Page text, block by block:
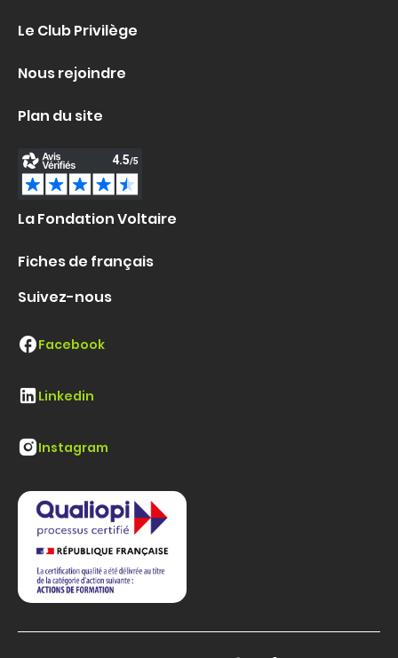
Le Club Privilège
Nous rejoindre
Plan du site
La Fondation Voltaire
Fiches de français
Suivez-nous
Facebook
Linkedin
Instagram